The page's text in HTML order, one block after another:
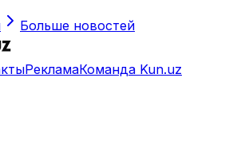
Больше новостей
РекламаКоманда Kun.uz